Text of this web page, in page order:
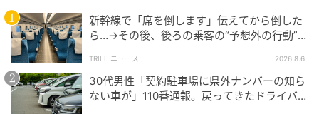
プロの解説：初回判定を捨てて「戦略的保
留」を選ぶ
来島さんは、感情に振り回されずに“主導権を握り続け
るための3ステップ”を提示しています。
新幹線で「席を倒します」伝えてから倒した
ら…→その後、後ろの乗客の“予想外の行動”に
TRILL ニュース 2026.8.6
30代男性「契約駐車場に県外ナンバーの知ら
ない車が」110番通報。戻ってきたドライバー